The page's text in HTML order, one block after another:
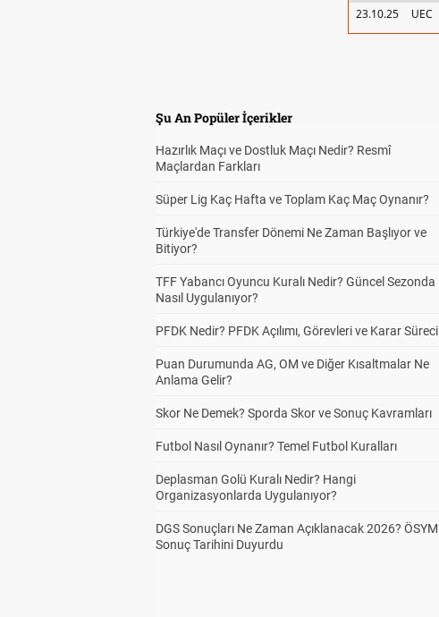
23.10.25
UEC
Şu An Popüler İçerikler
Hazırlık Maçı ve Dostluk Maçı Nedir? Resmî
Maçlardan Farkları
Süper Lig Kaç Hafta ve Toplam Kaç Maç Oynanır?
Türkiye'de Transfer Dönemi Ne Zaman Başlıyor ve
Bitiyor?
TFF Yabancı Oyuncu Kuralı Nedir? Güncel Sezonda
Nasıl Uygulanıyor?
PFDK Nedir? PFDK Açılımı, Görevleri ve Karar Süreci
Puan Durumunda AG, OM ve Diğer Kısaltmalar Ne
Anlama Gelir?
Skor Ne Demek? Sporda Skor ve Sonuç Kavramları
Futbol Nasıl Oynanır? Temel Futbol Kuralları
Deplasman Golü Kuralı Nedir? Hangi
Organizasyonlarda Uygulanıyor?
DGS Sonuçları Ne Zaman Açıklanacak 2026? ÖSYM
Sonuç Tarihini Duyurdu